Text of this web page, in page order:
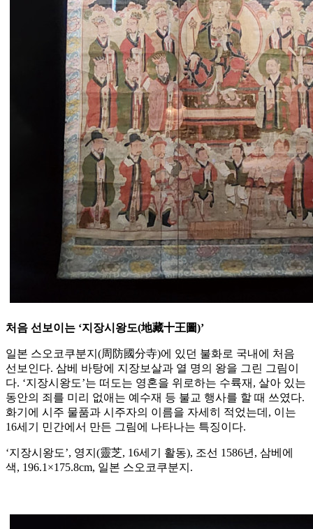
처음 선보이는 ‘지장시왕도(地藏十王圖)’
일본 스오코쿠분지(周防國分寺)에 있던 불화로 국내에 처음
선보인다. 삼베 바탕에 지장보살과 열 명의 왕을 그린 그림이
다. ‘지장시왕도’는 떠도는 영혼을 위로하는 수륙재, 살아 있는
동안의 죄를 미리 없애는 예수재 등 불교 행사를 할 때 쓰였다.
화기에 시주 물품과 시주자의 이름을 자세히 적었는데, 이는
16세기 민간에서 만든 그림에 나타나는 특징이다.
‘지장시왕도’, 영지(靈芝, 16세기 활동), 조선 1586년, 삼베에
색, 196.1×175.8cm, 일본 스오코쿠분지.